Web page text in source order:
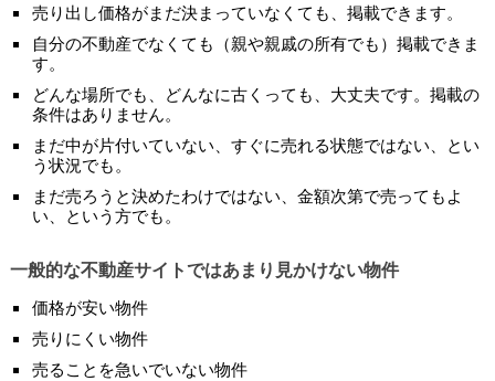
売り出し価格がまだ決まっていなくても、掲載できます。
自分の不動産でなくても（親や親戚の所有でも）掲載できま
す。
どんな場所でも、どんなに古くっても、大丈夫です。掲載の
条件はありません。
まだ中が片付いていない、すぐに売れる状態ではない、とい
う状況でも。
まだ売ろうと決めたわけではない、金額次第で売ってもよ
い、という方でも。
一般的な不動産サイトではあまり見かけない物件
価格が安い物件
売りにくい物件
売ることを急いでいない物件